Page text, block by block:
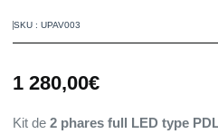
SKU : UPAV003
1 280,00€
Kit de 2 phares full LED type